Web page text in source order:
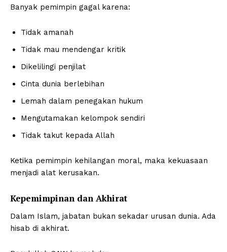
Banyak pemimpin gagal karena:
Tidak amanah
Tidak mau mendengar kritik
Dikelilingi penjilat
Cinta dunia berlebihan
Lemah dalam penegakan hukum
Mengutamakan kelompok sendiri
Tidak takut kepada Allah
Ketika pemimpin kehilangan moral, maka kekuasaan
menjadi alat kerusakan.
Kepemimpinan dan Akhirat
Dalam Islam, jabatan bukan sekadar urusan dunia. Ada
hisab di akhirat.